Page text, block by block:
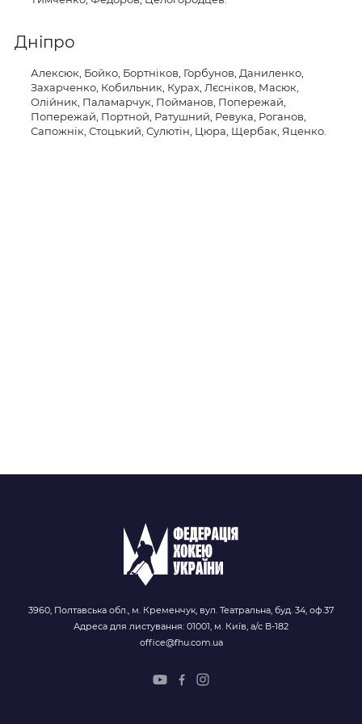
Дніпро
Алексюк, Бойко, Бортніков, Горбунов, Даниленко,
Захарченко, Кобильник, Курах, Лєсніков, Масюк,
Олійник, Паламарчук, Пойманов, Попережай,
Попережай, Портной, Ратушний, Ревука, Роганов,
Сапожнік, Стоцький, Сулютін, Цюра, Щербак, Яценко.
3960, Полтавська обл., м. Кременчук, вул. Театральна, буд. 34, оф.37
Адреса для листування: 01001, м. Київ, а/с В-182
office@fhu.com.ua